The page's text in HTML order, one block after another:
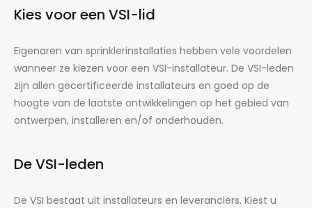
Kies voor een VSI-lid
Eigenaren van sprinklerinstallaties hebben vele voordelen
wanneer ze kiezen voor een VSI-installateur. De VSI-leden
zijn allen gecertificeerde installateurs en goed op de
hoogte van de laatste ontwikkelingen op het gebied van
ontwerpen, installeren en/of onderhouden.
De VSI-leden
De VSI bestaat uit installateurs en leveranciers. Kiest u